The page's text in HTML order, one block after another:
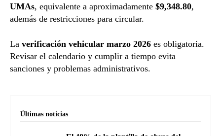
UMAs, equivalente a aproximadamente $9,348.80,
además de restricciones para circular.
La verificación vehicular marzo 2026 es obligatoria.
Revisar el calendario y cumplir a tiempo evita
sanciones y problemas administrativos.
Últimas noticias